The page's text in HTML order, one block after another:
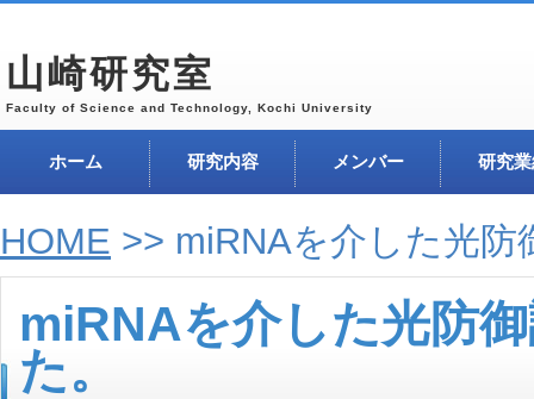
山崎研究室
Faculty of Science and Technology, Kochi University
ホーム 研究内容 メンバー 研究
HOME >> miRNAを介した光
miRNAを介した光防
た。